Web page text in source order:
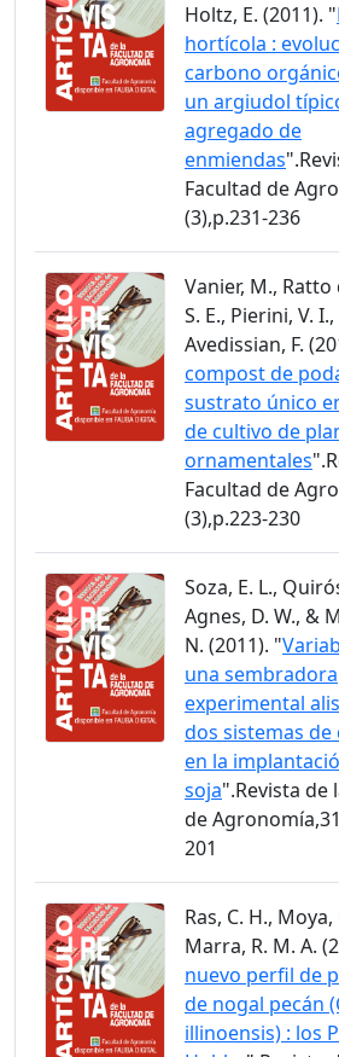
Holtz, E. (2011). "
hortícola :
carbono
un argiudol
agregado de
enmiendas
Facultad de
(3),p.231-236
Vanier, M.,
S. E., Pierini, V.
Avedissian, F.
compost de
sustrato único
de cultivo de
ornamentales
Facultad de
(3),p.223-230
Soza, E. L.,
Agnes, D. W., &
N. (2011). "
una sembradora
experimental
dos sistemas
en la
soja".Revista de
de
201
Ras, C. H.,
Marra, R. M. A.
nuevo perfil de
de nogal pecán
illinoensis) : los